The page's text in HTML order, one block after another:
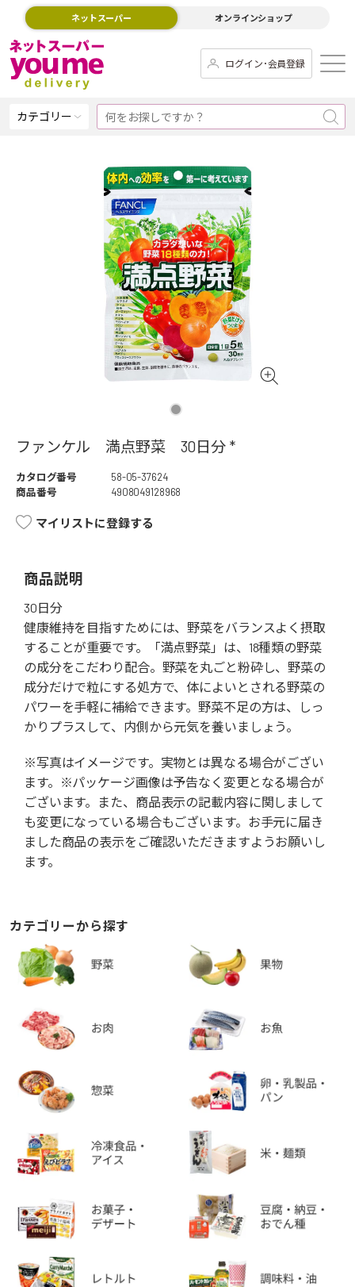
ネットスーパー オンラインショップ
ログイン･会員登録
カテゴリー
ファンケル 満点野菜 30日分 *
カタログ番号
58-05-37624
商品番号
4908049128968
マイリストに登録する
商品説明
30日分
健康維持を目指すためには、野菜をバランスよく摂取
することが重要です。「満点野菜」は、18種類の野菜
の成分をこだわり配合。野菜を丸ごと粉砕し、野菜の
成分だけで粒にする処方で、体によいとされる野菜の
パワーを手軽に補給できます。野菜不足の方は、しっ
かりプラスして、内側から元気を養いましょう。
※写真はイメージです。実物とは異なる場合がござい
ます。※パッケージ画像は予告なく変更となる場合が
ございます。また、商品表示の記載内容に関しまして
も変更になっている場合もございます。お手元に届き
ました商品の表示をご確認いただきますようお願いし
ます。
カテゴリーから探す